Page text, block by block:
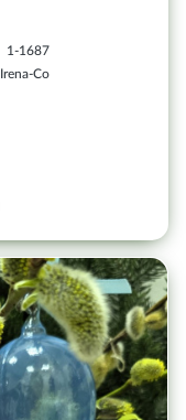
1-1687
Irena-Co